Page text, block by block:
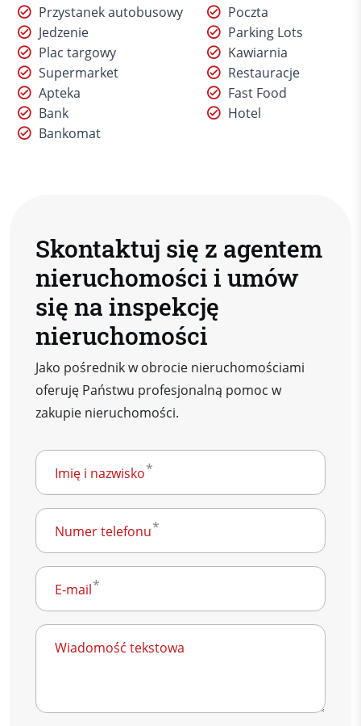
Przystanek autobusowy
Jedzenie
Plac targowy
Supermarket
Apteka
Bank
Bankomat
Poczta
Parking Lots
Kawiarnia
Restauracje
Fast Food
Hotel
Skontaktuj się z agentem
nieruchomości i umów
się na inspekcję
nieruchomości
Jako pośrednik w obrocie nieruchomościami
oferuję Państwu profesjonalną pomoc w
zakupie nieruchomości.
Imię i nazwisko
Numer telefonu
E-mail
Wiadomość tekstowa